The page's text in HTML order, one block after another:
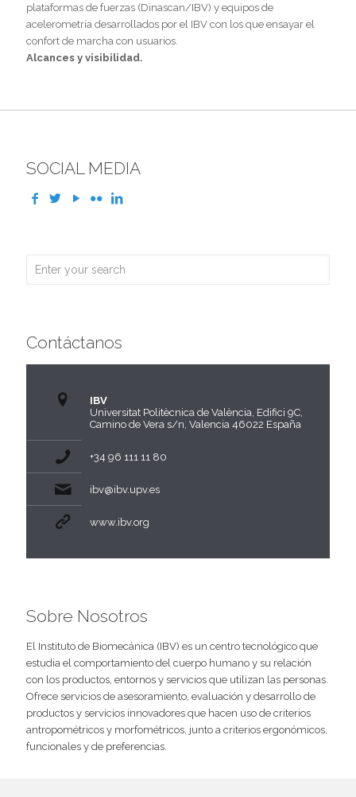
plataformas de fuerzas (Dinascan/IBV) y equipos de
acelerometría desarrollados por el IBV con los que ensayar el
confort de marcha con usuarios.
Alcances y visibilidad.
SOCIAL MEDIA
Contáctanos
IBV
Universitat Politècnica de València, Edifici 9C,
Camino de Vera s/n, Valencia 46022 España
+34 96 111 11 80
ibv@ibv.upv.es
www.ibv.org
Sobre Nosotros
El Instituto de Biomecánica (IBV) es un centro tecnológico que
estudia el comportamiento del cuerpo humano y su relación
con los productos, entornos y servicios que utilizan las personas.
Ofrece servicios de asesoramiento, evaluación y desarrollo de
productos y servicios innovadores que hacen uso de criterios
antropométricos y morfométricos, junto a criterios ergonómicos,
funcionales y de preferencias.